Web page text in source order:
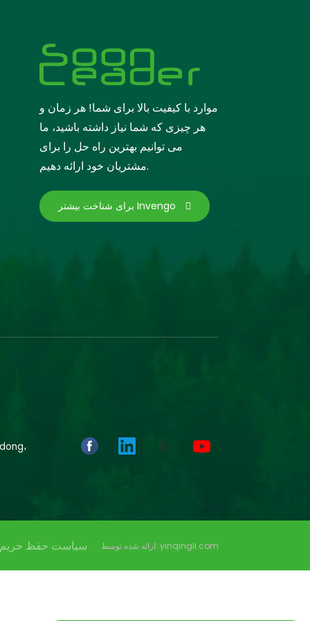
موارد با کیفیت بالا برای شما! هر زمان و
هر چیزی که شما نیاز داشته باشید، ما
می توانیم بهترین راه حل را برای
مشتریان خود ارائه دهیم.
برای شناخت بیشتر Invengo
سیاست حفظ ارائه شده توسط: yinqingli.com